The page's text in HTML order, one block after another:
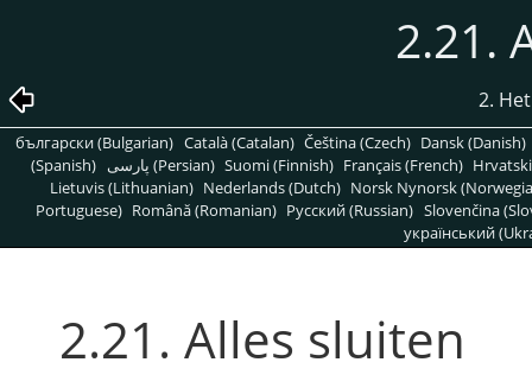
2.21.
2.
български (Bulgarian) Català (Catalan) Čeština (Czech) Dansk (Danish)
(Spanish)
پارسی (Persian) Suomi (Finnish) Français (French)
Lietuvis (Lithuanian) Nederlands (Dutch) Norsk Nynorsk
Portuguese) Română (Romanian) Pусский (Russian) Slovenčina
український
2.21. Alles sluiten